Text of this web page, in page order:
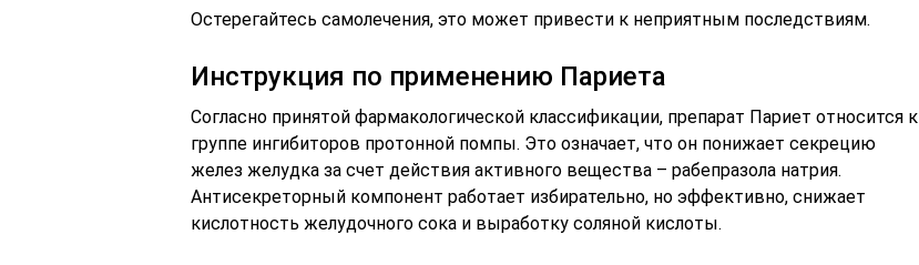
Остерегайтесь самолечения, это может привести к неприятным последствиям.
Инструкция по применению Париета
Согласно принятой фармакологической классификации, препарат Париет относится к
группе ингибиторов протонной помпы. Это означает, что он понижает секрецию
желез желудка за счет действия активного вещества – рабепразола натрия.
Антисекреторный компонент работает избирательно, но эффективно, снижает
кислотность желудочного сока и выработку соляной кислоты.